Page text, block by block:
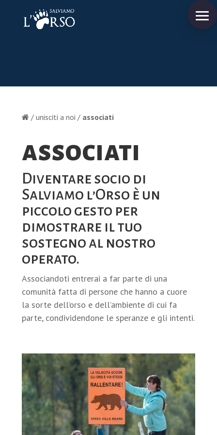
/ unisciti a noi / associati
associati
Diventare socio di
Salviamo l’Orso è un
piccolo gesto per
dimostrare il tuo
sostegno al nostro
operato.
Associandoti entrerai a far parte di una
comunità fatta di persone che hanno a cuore
la sorte dell’orso e dell’ambiente di cui fa
parte, condividendone le speranze e gli intenti.